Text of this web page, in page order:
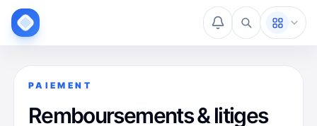
PAIEMENT
Remboursements & litiges